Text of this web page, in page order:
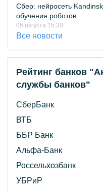
Сбер: нейросеть
обучения роботов
05 августа 15:30
Все новости
Рейтинг банков
службы банков"
СберБанк
ВТБ
ББР Банк
Альфа-Банк
Россельхозбанк
УБРиР